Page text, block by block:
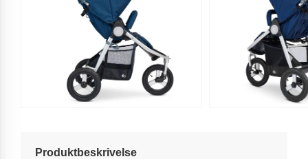
Produktbeskrivelse